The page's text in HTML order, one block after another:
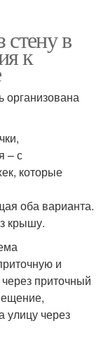
в
к
организована
– с
которые
оба варианта.
крышу.
и
приточный
улицу через